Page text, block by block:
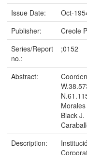
Issue Date:
Oct-
Publisher:
Creole
Series/Report
no.:
;0152
Abstract:
Black
Description: